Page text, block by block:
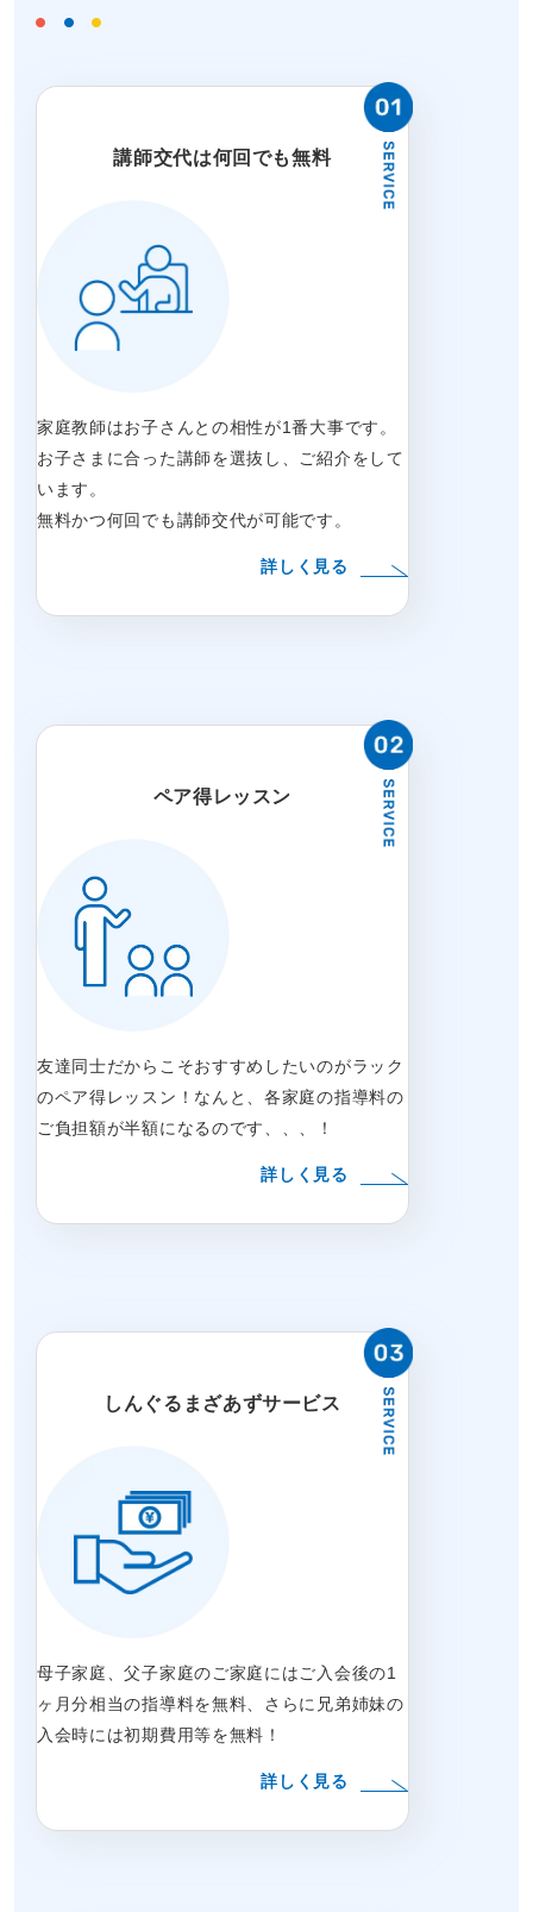
講師交代は何回でも無料
家庭教師はお子さんとの相性が1番大事です。
お子さまに合った講師を選抜し、ご紹介をして
います。
無料かつ何回でも講師交代が可能です。
詳しく見る
ペア得レッスン
友達同士だからこそおすすめしたいのがラック
のペア得レッスン！なんと、各家庭の指導料の
ご負担額が半額になるのです、、、！
詳しく見る
しんぐるまざあずサービス
母子家庭、父子家庭のご家庭にはご入会後の1
ヶ月分相当の指導料を無料、さらに兄弟姉妹の
入会時には初期費用等を無料！
詳しく見る